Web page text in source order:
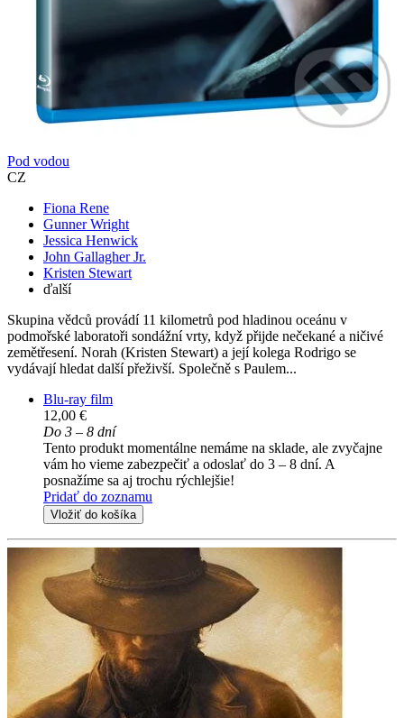
Pod vodou
CZ
Fiona Rene
Gunner Wright
Jessica Henwick
John Gallagher Jr.
Kristen Stewart
ďalší
Skupina vědců provádí 11 kilometrů pod hladinou oceánu v
podmořské laboratoři sondážní vrty, když přijde nečekané a ničivé
zemětřesení. Norah (Kristen Stewart) a její kolega Rodrigo se
vydávají hledat další přeživší. Společně s Paulem...
Blu-ray film
12,00 €
Do 3 – 8 dní
Tento produkt momentálne nemáme na sklade, ale zvyčajne
vám ho vieme zabezpečiť a odoslať do 3 – 8 dní. A
posnažíme sa aj trochu rýchlejšie!
Pridať do zoznamu
Vložiť do košíka